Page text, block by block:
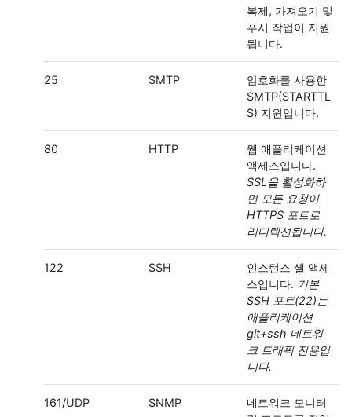
복제, 가져오기 및
푸시 작업이 지원
됩니다.
25 SMTP
암호화를 사용한
SMTP(STARTTL
S) 지원입니다.
80 HTTP
웹 애플리케이션
액세스입니다.
SSL을 활성화하
면 모든 요청이
HTTPS 포트로
리디렉션됩니다.
122 SSH
인스턴스 셸 액세
스입니다. 기본
SSH 포트(22)는
애플리케이션
git+ssh 네트워
크 트래픽 전용입
니다.
161/UDP SNMP
네트워크 모니터